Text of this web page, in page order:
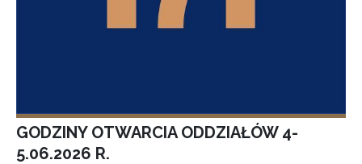
GODZINY OTWARCIA ODDZIAŁÓW 4-
5.06.2026 R.